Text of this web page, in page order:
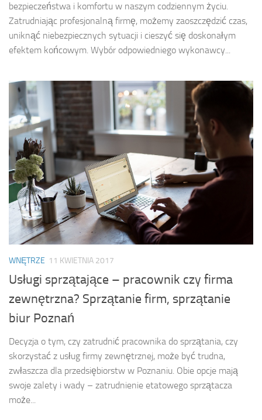
bezpieczeństwa i komfortu w naszym codziennym życiu.
Zatrudniając profesjonalną firmę, możemy zaoszczędzić czas,
uniknąć niebezpiecznych sytuacji i cieszyć się doskonałym
efektem końcowym. Wybór odpowiedniego wykonawcy...
WNĘTRZE 11 KWIETNIA 2017
Usługi sprzątające – pracownik czy firma
zewnętrzna? Sprzątanie firm, sprzątanie
biur Poznań
Decyzja o tym, czy zatrudnić pracownika do sprzątania, czy
skorzystać z usług firmy zewnętrznej, może być trudna,
zwłaszcza dla przedsiębiorstw w Poznaniu. Obie opcje mają
swoje zalety i wady – zatrudnienie etatowego sprzątacza
może...